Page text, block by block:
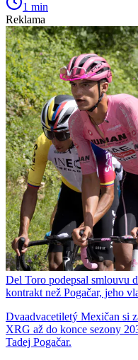
1 min
Reklama
Del Toro podepsal smlouvu
kontrakt než Pogačar, jeho
Dvaadvacetiletý Mexičan si
XRG až do konce sezony
Tadej Pogačar.